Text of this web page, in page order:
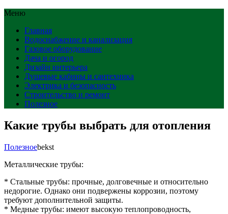
Меню
Главная
Водоснабжение и канализация
Газовое оборудование
Дача и огород
Дизайн интерьера
Душевые кабины и сантехника
Электрика и безопасность
Строительство и ремонт
Полезное
Какие трубы выбрать для отопления
Полезноеbekst
Металлические трубы:
* Стальные трубы: прочные, долговечные и относительно
недорогие. Однако они подвержены коррозии, поэтому
требуют дополнительной защиты.
* Медные трубы: имеют высокую теплопроводность,